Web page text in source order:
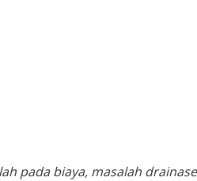
pada biaya, masalah